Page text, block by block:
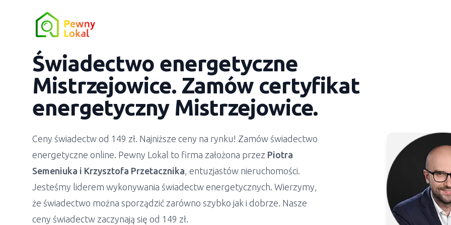
Świadectwo energetyczne
Mistrzejowice. Zamów certyfikat
energetyczny Mistrzejowice.
Ceny świadectw od 149 zł. Najniższe ceny na rynku! Zamów świadectwo
energetyczne online. Pewny Lokal to firma założona przez Piotra
Semeniuka i Krzysztofa Przetacznika, entuzjastów nieruchomości.
Jesteśmy liderem wykonywania świadectw energetycznych. Wierzymy,
że świadectwo można sporządzić zarówno szybko jak i dobrze. Nasze
ceny świadectw zaczynają się od 149 zł.